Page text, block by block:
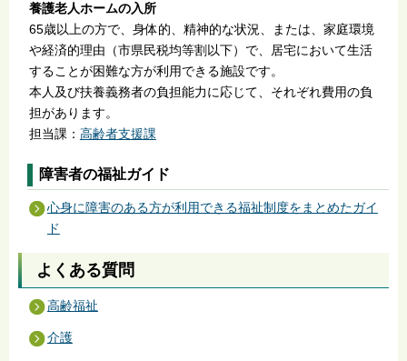
養護老人ホームの入所
65歳以上の方で、身体的、精神的な状況、または、家庭環境
や経済的理由（市県民税均等割以下）で、居宅において生活
することが困難な方が利用できる施設です。
本人及び扶養義務者の負担能力に応じて、それぞれ費用の負
担があります。
担当課： 高齢者支援課
障害者の福祉ガイド
心身に障害のある方が利用できる福祉制度をまとめたガイ
ド
よくある質問
高齢福祉
介護